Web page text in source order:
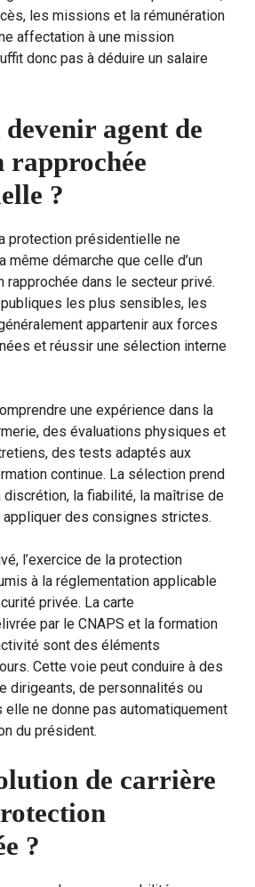
les missions et la rémunération
affectation à une mission
donc pas à déduire un salaire
agent de
rapprochée
?
protection présidentielle ne
même démarche que celle d’un
rapprochée dans le secteur privé.
les plus sensibles, les
appartenir aux forces
et réussir une sélection interne
une expérience dans la
des évaluations physiques et
des tests adaptés aux
continue. La sélection prend
la fiabilité, la maîtrise de
des consignes strictes.
l’exercice de la protection
à la réglementation applicable
privée. La carte
par le CNAPS et la formation
sont des éléments
Cette voie peut conduire à des
dirigeants, de personnalités ou
elle ne donne pas automatiquement
du président.
de carrière
?